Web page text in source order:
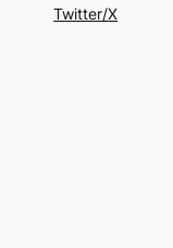
Twitter/X